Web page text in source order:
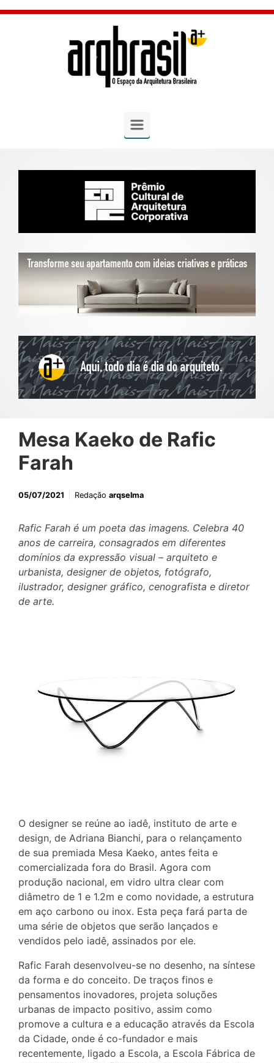
Skip to main content
Mesa Kaeko de Rafic
Farah
05/07/2021 Redação arqselma
Rafic Farah é um poeta das imagens. Celebra 40
anos de carreira, consagrados em diferentes
domínios da expressão visual – arquiteto e
urbanista, designer de objetos, fotógrafo,
ilustrador, designer gráfico, cenografista e diretor
de arte.
O designer se reúne ao iadê, instituto de arte e
design, de Adriana Bianchi, para o relançamento
de sua premiada Mesa Kaeko, antes feita e
comercializada fora do Brasil. Agora com
produção nacional, em vidro ultra clear com
diâmetro de 1 e 1.2m e como novidade, a estrutura
em aço carbono ou inox. Esta peça fará parta de
uma série de objetos que serão lançados e
vendidos pelo iadê, assinados por ele.
Rafic Farah desenvolveu-se no desenho, na síntese
da forma e do conceito. De traços finos e
pensamentos inovadores, projeta soluções
urbanas de impacto positivo, assim como
promove a cultura e a educação através da Escola
da Cidade, onde é co-fundador e mais
recentemente, ligado a Escola, a Escola Fábrica de